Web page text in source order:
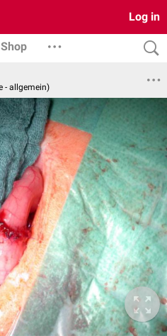
Log in
Shop
- allgemein)